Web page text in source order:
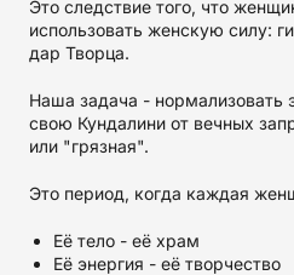
Это следствие того, что
использовать женскую силу:
дар Творца.
Наша задача - нормализовать
свою Кундалини от вечных
или "грязная".
Это период, когда каждая
Её тело - её храм
Её энергия - её творчество